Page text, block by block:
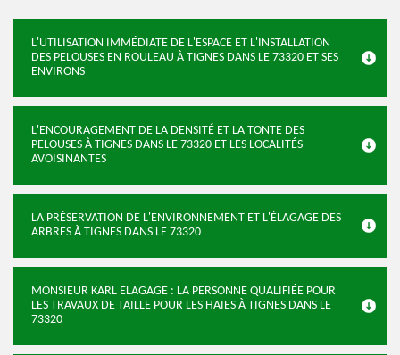
L'UTILISATION IMMÉDIATE DE L'ESPACE ET L'INSTALLATION
DES PELOUSES EN ROULEAU À TIGNES DANS LE 73320 ET SES
ENVIRONS
L'ENCOURAGEMENT DE LA DENSITÉ ET LA TONTE DES
PELOUSES À TIGNES DANS LE 73320 ET LES LOCALITÉS
AVOISINANTES
LA PRÉSERVATION DE L'ENVIRONNEMENT ET L'ÉLAGAGE DES
ARBRES À TIGNES DANS LE 73320
MONSIEUR KARL ELAGAGE : LA PERSONNE QUALIFIÉE POUR
LES TRAVAUX DE TAILLE POUR LES HAIES À TIGNES DANS LE
73320